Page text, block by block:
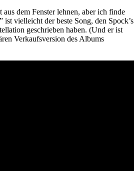
dem Fenster lehnen, aber ich finde
ist vielleicht der beste Song, den Spock’s
geschrieben haben. (Und er ist
Verkaufsversion des Albums